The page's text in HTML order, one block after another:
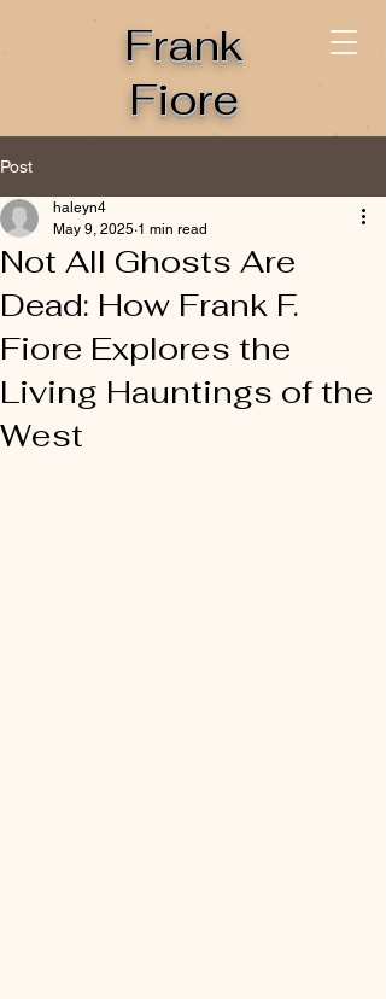
Frank
Fiore
Post
Not All Ghosts Are
Dead: How Frank F.
Fiore Explores the
Living Hauntings of the
West
haleyn4
May 9, 2025 1 min read